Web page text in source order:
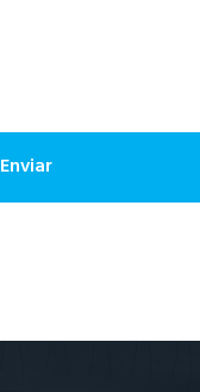
Enviar